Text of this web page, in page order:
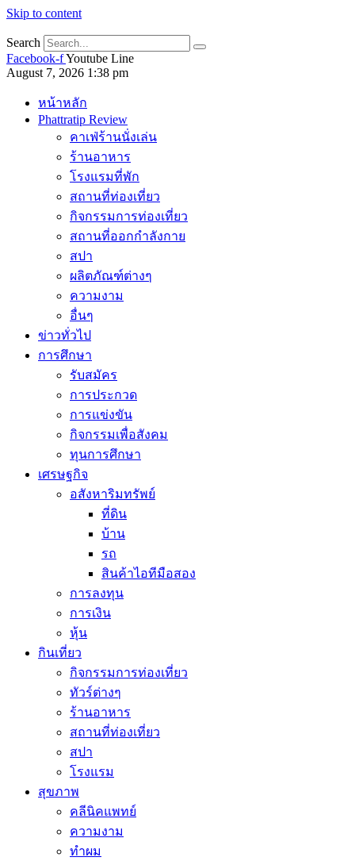
Skip to content
Search
Facebook-fYoutube Line
August 7, 2026 1:38 pm
หน้าหลัก
Phattratip Review
คาเฟ่ร้านนั่งเล่น
ร้านอาหาร
โรงแรมที่พัก
สถานที่ท่องเที่ยว
กิจกรรมการท่องเที่ยว
สถานที่ออกกำลังกาย
สปา
ผลิตภัณฑ์ต่างๆ
ความงาม
อื่นๆ
ข่าวทั่วไป
การศึกษา
รับสมัคร
การประกวด
การแข่งขัน
กิจกรรมเพื่อสังคม
ทุนการศึกษา
เศรษฐกิจ
อสังหาริมทรัพย์
ที่ดิน
บ้าน
รถ
สินค้าไอทีมือสอง
การลงทุน
การเงิน
หุ้น
กินเที่ยว
กิจกรรมการท่องเที่ยว
ทัวร์ต่างๆ
ร้านอาหาร
สถานที่ท่องเที่ยว
สปา
โรงแรม
สุขภาพ
คลีนิคแพทย์
ความงาม
ทำผม